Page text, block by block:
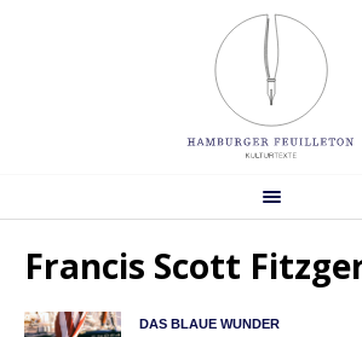
Francis Scott
DAS BLAUE WUNDER